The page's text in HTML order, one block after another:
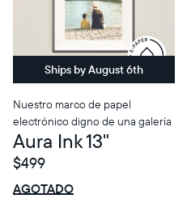
Ships by August 6th
Nuestro marco de papel
electrónico digno de una galería
Aura Ink 13"
$499
AGOTADO